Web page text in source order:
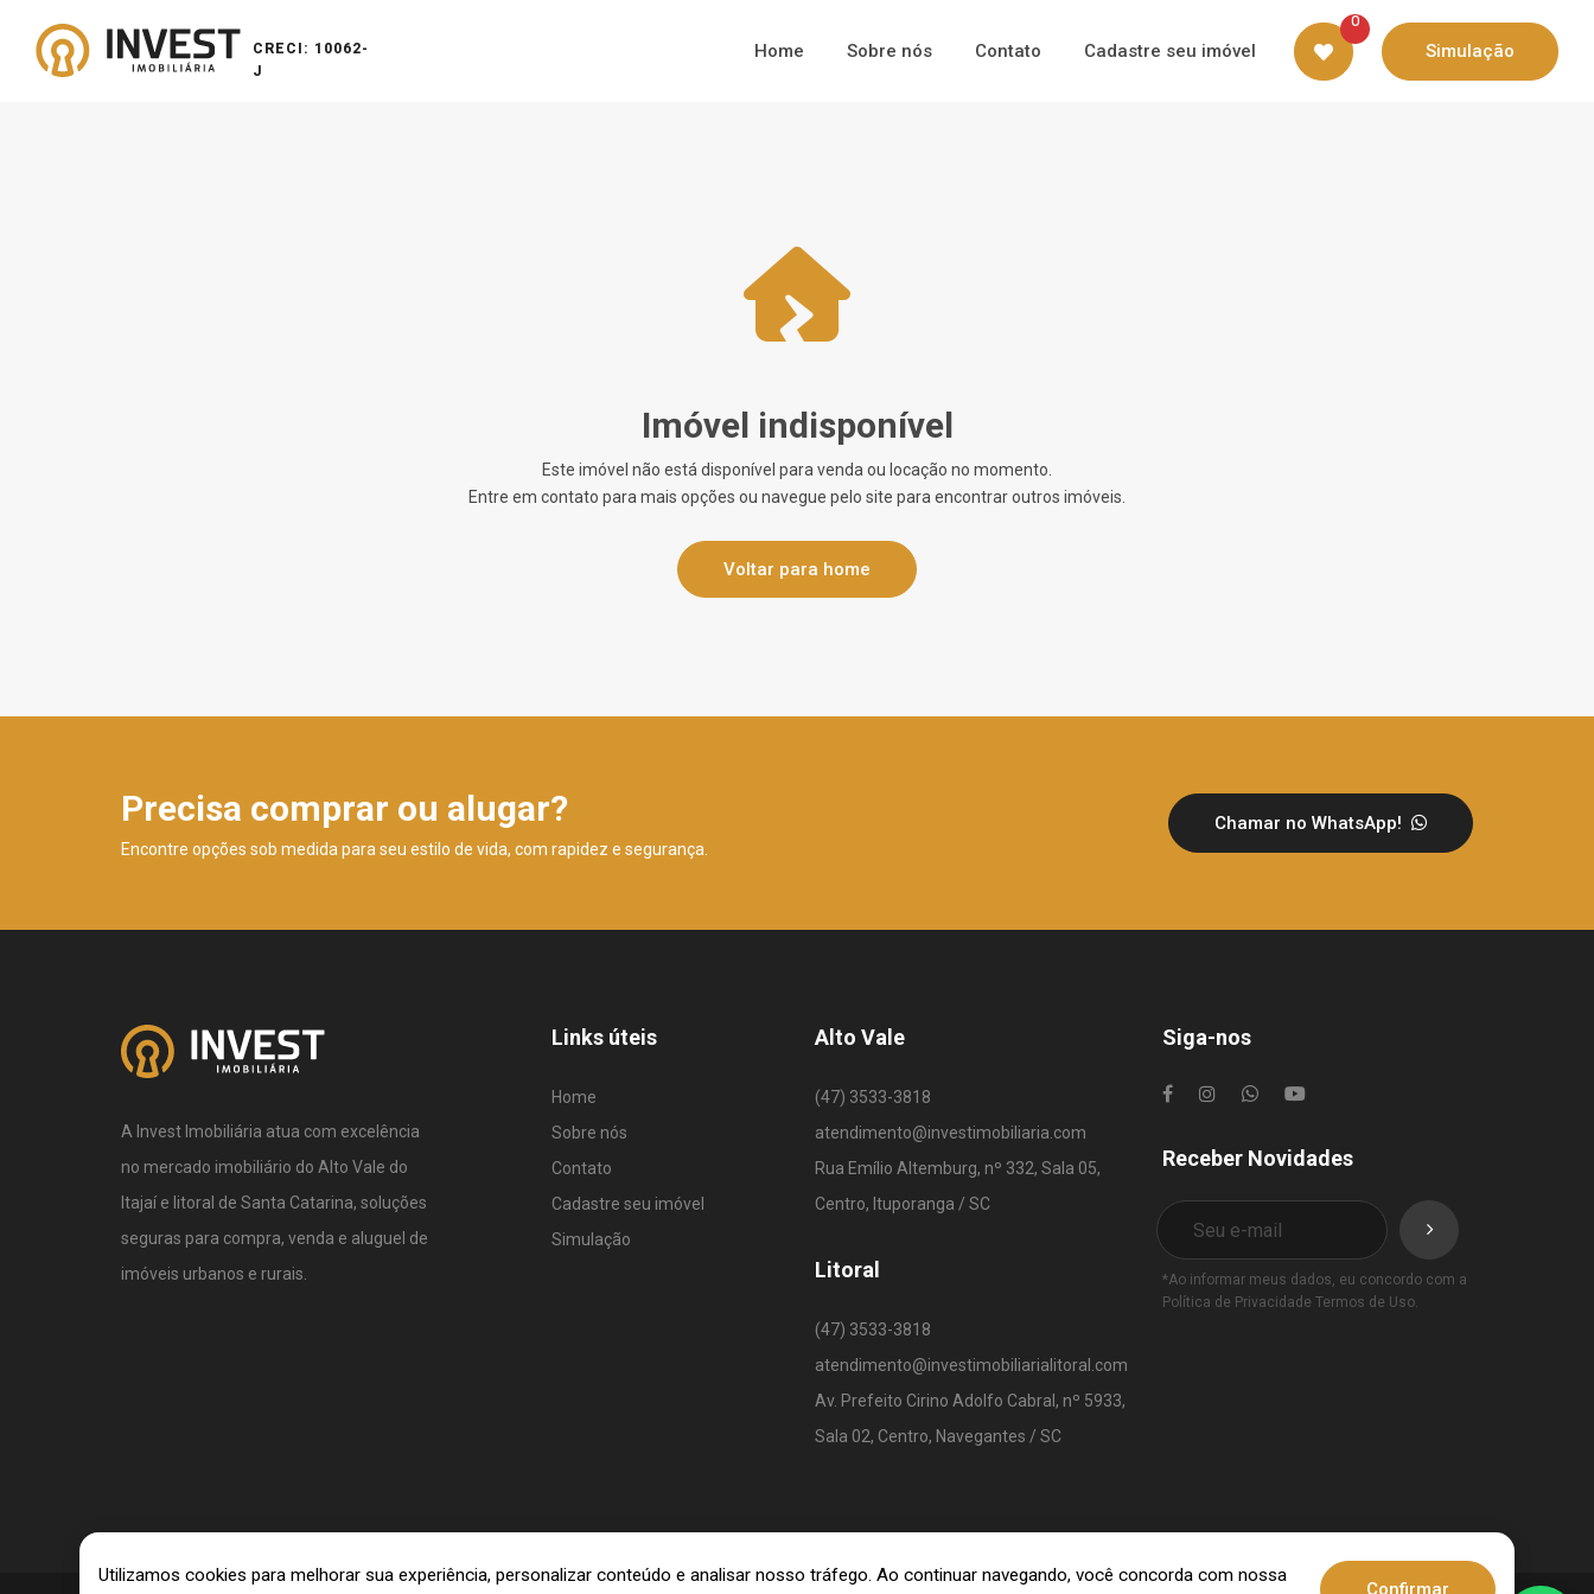
CRECI: 10062-
J
Home Sobre nós Contato Cadastre seu imóvel
0
Simulação
Imóvel indisponível
Este imóvel não está disponível para venda ou locação no momento.
Entre em contato para mais opções ou navegue pelo site para encontrar outros imóveis.
Voltar para home
Precisa comprar ou alugar?
Encontre opções sob medida para seu estilo de vida, com rapidez e segurança.
Chamar no WhatsApp!
A Invest Imobiliária atua com excelência
no mercado imobiliário do Alto Vale do
Itajaí e litoral de Santa Catarina, soluções
seguras para compra, venda e aluguel de
imóveis urbanos e rurais.
Links úteis
Home
Sobre nós
Contato
Cadastre seu imóvel
Simulação
Alto Vale
(47) 3533-3818
atendimento@investimobiliaria.com
Rua Emílio Altemburg, nº 332, Sala 05,
Centro, Ituporanga / SC
Litoral
(47) 3533-3818
atendimento@investimobiliarialitoral.com
Av. Prefeito Cirino Adolfo Cabral, nº 5933,
Sala 02, Centro, Navegantes / SC
Siga-nos
Receber Novidades
*Ao informar meus dados, eu concordo com a
Política de Privacidade Termos de Uso.
Utilizamos cookies para melhorar sua experiência, personalizar conteúdo e analisar nosso tráfego. Ao continuar navegando, você concorda com nossa
Confirmar